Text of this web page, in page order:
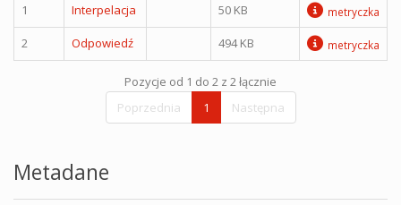
1 Interpelacja 50 KB metryczka
2 Odpowiedź 494 KB metryczka
Pozycje od 1 do 2 z 2 łącznie
Poprzednia
1 Następna
Metadane